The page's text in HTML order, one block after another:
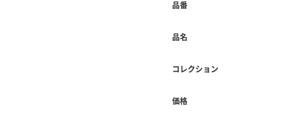
品番
品名
コレクション
価格